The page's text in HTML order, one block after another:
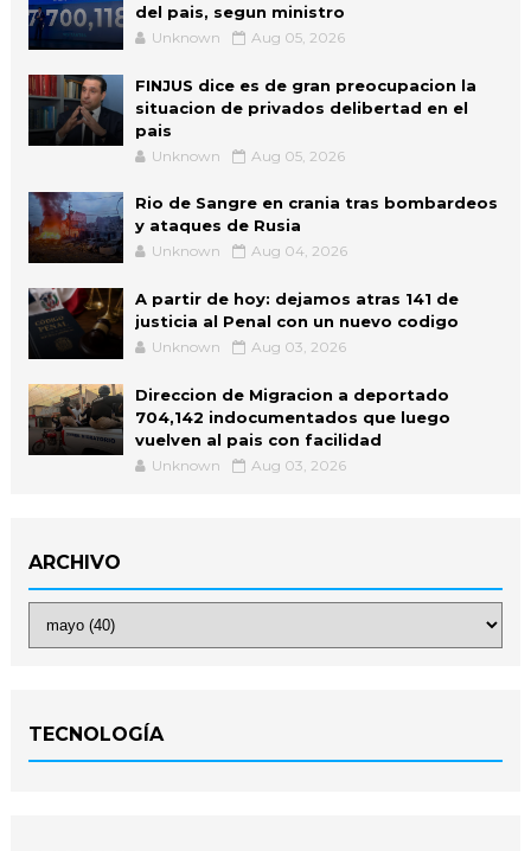
del pais, segun ministro
Unknown Aug 05, 2026
FINJUS dice es de gran preocupacion la
situacion de privados delibertad en el
pais
Unknown Aug 05, 2026
Rio de Sangre en crania tras bombardeos
y ataques de Rusia
Unknown Aug 04, 2026
A partir de hoy: dejamos atras 141 de
justicia al Penal con un nuevo codigo
Unknown Aug 03, 2026
Direccion de Migracion a deportado
704,142 indocumentados que luego
vuelven al pais con facilidad
Unknown Aug 03, 2026
ARCHIVO
TECNOLOGÍA